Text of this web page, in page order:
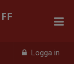
Logga in